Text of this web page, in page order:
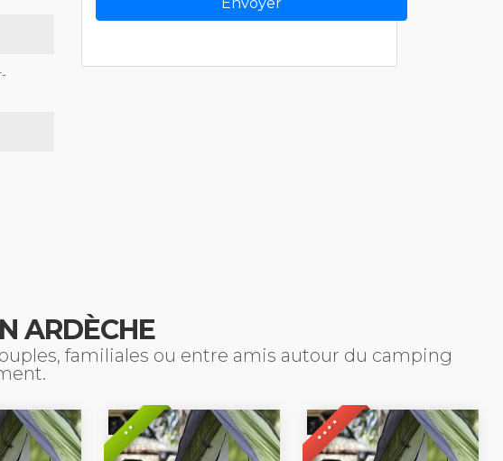
ARDÈCHE
familiales ou entre amis autour du camping
* * * * * *